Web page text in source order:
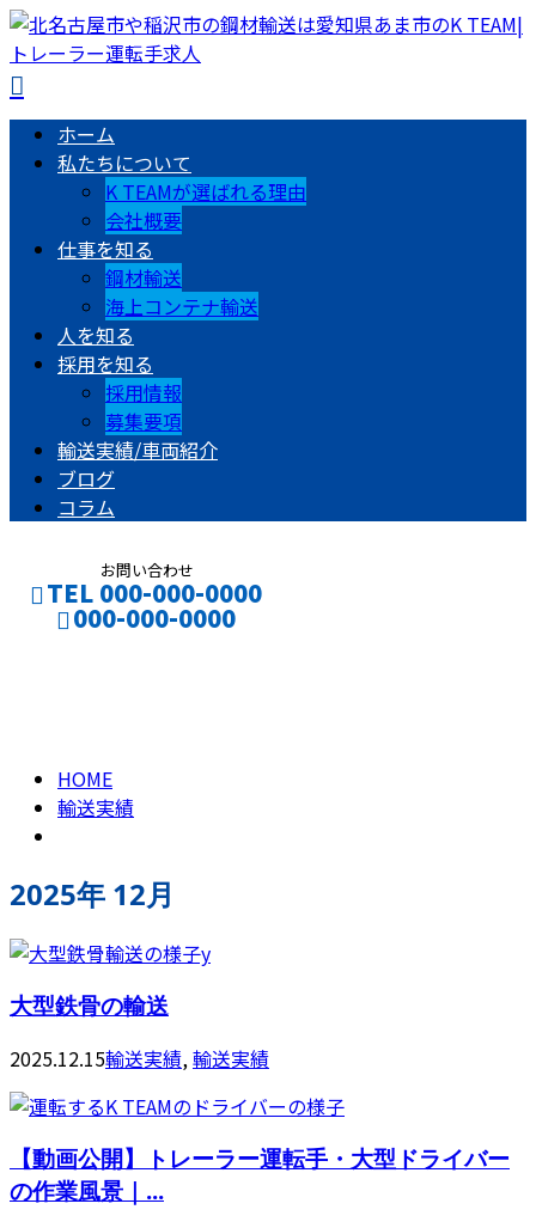
ホーム
私たちについて
K TEAMが選ばれる理由
会社概要
仕事を知る
鋼材輸送
海上コンテナ輸送
人を知る
採用を知る
採用情報
募集要項
輸送実績/車両紹介
ブログ
コラム
お問い合わせ
TEL 000-000-0000
000-000-0000
HOME
輸送実績
2025年 12月
大型鉄骨の輸送
2025.12.15輸送実績,輸送実績
【動画公開】トレーラー運転手・大型ドライバー
の作業風景｜...